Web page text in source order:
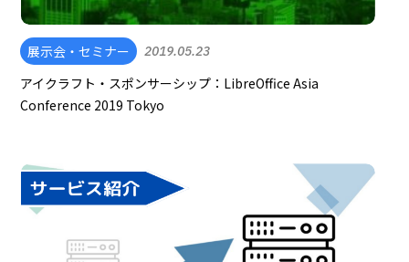
展示会・セミナー 2019.05.23
アイクラフト・スポンサーシップ：LibreOffice Asia
Conference 2019 Tokyo